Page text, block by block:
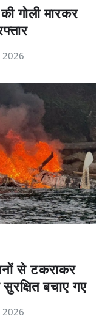
गोली मारकर
2026
से टकराकर
बचाए गए
2026